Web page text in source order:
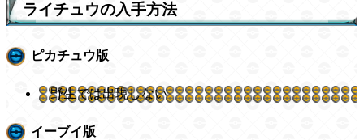
ライチュウの入手方法
ピカチュウ版
野生では出現しない
イーブイ版